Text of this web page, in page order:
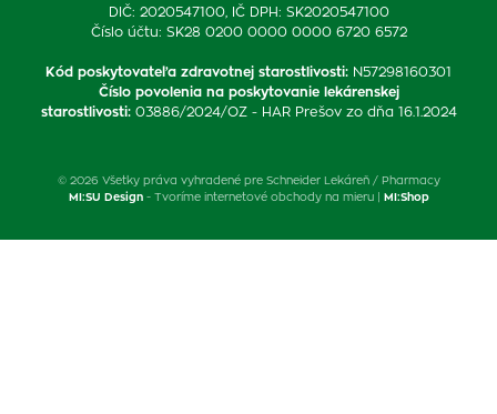
DIČ: 2020547100, IČ DPH: SK2020547100
Číslo účtu: SK28 0200 0000 0000 6720 6572
Kód poskytovateľa zdravotnej starostlivosti: N57298160301
Číslo povolenia na poskytovanie lekárenskej
starostlivosti: 03886/2024/OZ - HAR Prešov zo dňa 16.1.2024
© 2026 Všetky práva vyhradené pre Schneider Lekáreň / Pharmacy
MI:SU Design- Tvoríme internetové obchody na mieru | MI:Shop